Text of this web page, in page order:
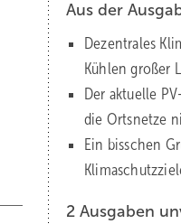
Aus der
Dezentrales
Kühlen großer
Der aktuelle
die Orts­netze
Ein bisschen
2 Ausgaben